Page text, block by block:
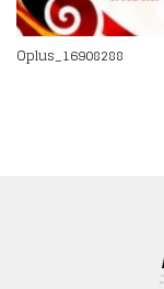
Oplus_16908288